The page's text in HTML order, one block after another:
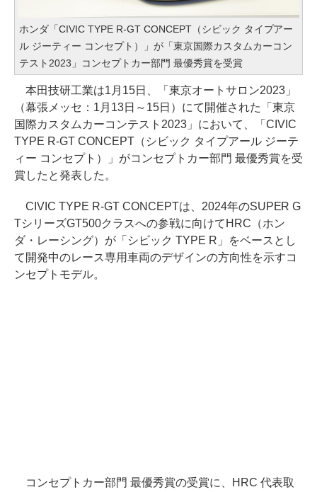
ホンダ「CIVIC TYPE R-GT CONCEPT（シビック タイプアー
ル ジーティー コンセプト）」が「東京国際カスタムカーコン
テスト2023」コンセプトカー部門 最優秀賞を受賞
本田技研工業は1月15日、「東京オートサロン2023」
（幕張メッセ：1月13日～15日）にて開催された「東京
国際カスタムカーコンテスト2023」において、「CIVIC
TYPE R-GT CONCEPT（シビック タイプアール ジーテ
ィー コンセプト）」がコンセプトカー部門 最優秀賞を受
賞したと発表した。
CIVIC TYPE R-GT CONCEPTは、2024年のSUPER G
TシリーズGT500クラスへの参戦に向けてHRC（ホン
ダ・レーシング）が「シビック TYPE R」をベースとし
て開発中のレース専用車両のデザインの方向性を示すコ
ンセプトモデル。
コンセプトカー部門 最優秀賞の受賞に、HRC 代表取